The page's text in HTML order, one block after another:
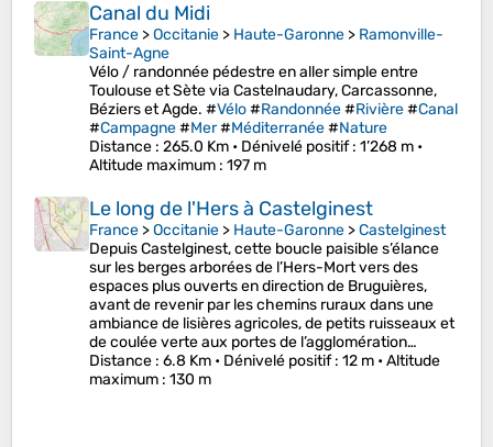
Canal du Midi
France >Occitanie > Haute-Garonne > Ramonville-
Saint-Agne
Vélo / randonnée pédestre en aller simple entre
Toulouse et Sète via Castelnaudary, Carcassonne,
Béziers et Agde. #Vélo#Randonnée#Rivière#Canal
#Campagne#Mer#Méditerranée#Nature
Distance : 265.0 Km • Dénivelé positif: 1’268 m •
Altitude maximum : 197 m
Le long de l'Hers à Castelginest
France >Occitanie > Haute-Garonne >Castelginest
Depuis Castelginest, cette boucle paisible s’élance
sur les berges arborées de l’Hers-Mort vers des
espaces plus ouverts en direction de Bruguières,
avant de revenir par les chemins ruraux dans une
ambiance de lisières agricoles, de petits ruisseaux et
de coulée verte aux portes de l’agglomération…
Distance : 6.8 Km • Dénivelé positif: 12 m •Altitude
maximum : 130 m